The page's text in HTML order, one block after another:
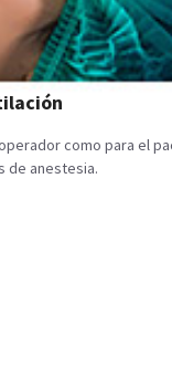
como para el
de anestesia.